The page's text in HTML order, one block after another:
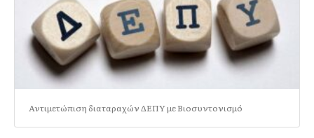
Αντιμετώπιση διαταραχών ΔΕΠΥ με Βιοσυντονισμό